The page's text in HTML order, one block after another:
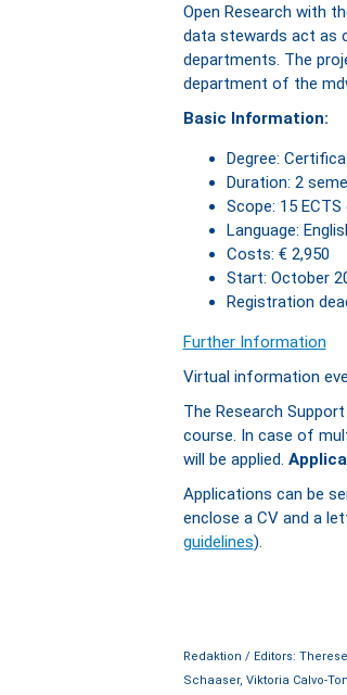
Open Research with
data stewards act as
departments. The
department of the
Basic Information:
Degree:
Duration: 2
Scope: 15
Language:
Costs: € 2,950
Start: October
Registration
Further Information
Virtual information
The Research
course. In case of
will be applied.
Applications can be
enclose a CV and a
guidelines).
Redaktion / Editors:
Schaaser, Viktoria Calvo-